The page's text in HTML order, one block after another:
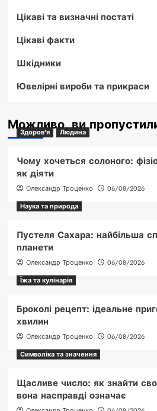
Цікаві та визначні постаті
Цікаві факти
Шкідники
Ювелірні вироби та прикраси
Можливо, ви
Здоров'я Людина
Чому хочеться солоного:
як діяти
Олександр Троценко
06/08/2026
Наука та природа
Пустеля Сахара: найбільша
планети
Олександр Троценко
06/08/2026
Їжа та кулінарія
Броколі рецепт: ідеальне
хвилин
Олександр Троценко
06/08/2026
Символіка та значення
Щасливе число: як знайти
вона насправді означає